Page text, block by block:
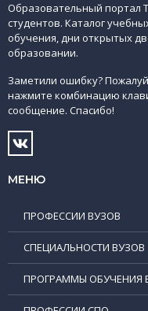
Образовательный портал
студентов. Каталог
обучения, дни открытых
образовании.
Заметили ошибку?
нажмите комбинацию
сообщение. Спасибо!
МЕНЮ
ПРОФЕССИИ ВУЗОВ
СПЕЦИАЛЬНОСТИ ВУЗОВ
ПРОГРАММЫ ОБУЧЕНИЯ